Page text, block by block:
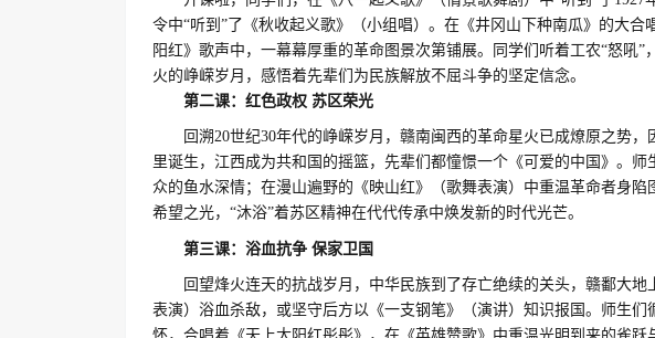
令中“听到”了《秋收起义歌》（小组唱）。在《井冈山下种南瓜》的大合
阳红》歌声中， 一幕幕厚重的革命图景次第铺展。 同学们听着工农“怒吼”，
火的峥嵘岁月，感悟着先辈们为民族解放不屈斗争的坚定信念。
第二课： 红色政权 苏区荣光
回溯20世纪30年代的峥嵘岁月，赣南闽西的革命星火已成燎原之势，
里诞生，江西成为共和国的摇篮 ，先辈们都憧憬一个《 可爱的中国 》 。师
众的鱼水深情；在漫山遍野的《 映山红》（歌舞表演）中重温革命者身陷
希望之光， “沐浴”着苏区精神在代代传承中焕发新的时代光芒。
第三课： 浴血抗争 保家卫国
回望烽火连天的抗战岁月，中华民族到了存亡绝续的关头，赣鄱大地
表演） 浴血杀敌，或坚守后方以 《一支钢笔》（演讲） 知识报国。师生们